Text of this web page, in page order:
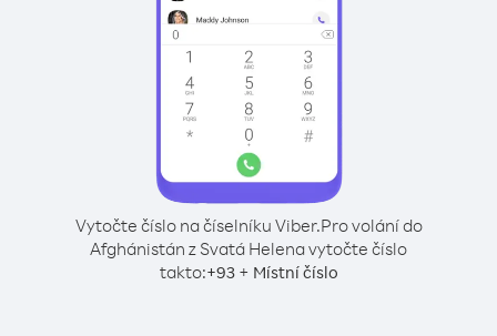
Vytočte číslo na číselníku Viber.Pro volání do
Afghánistán z Svatá Helena vytočte číslo
takto:+93+ Místní číslo